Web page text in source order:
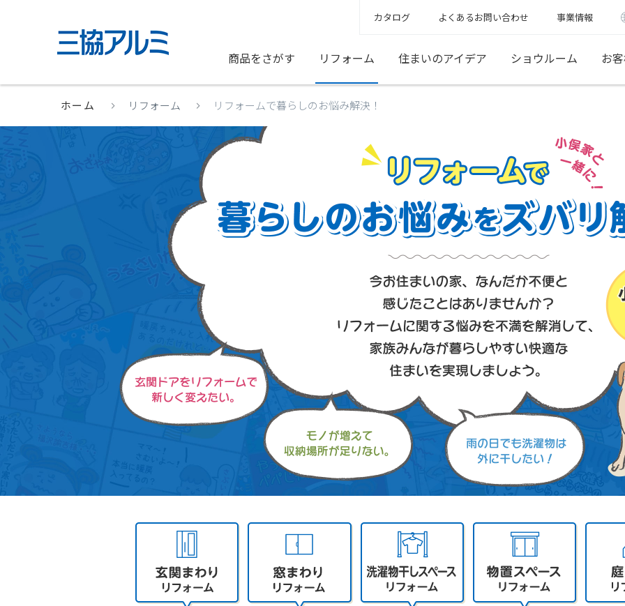
カタログ よくあるお問い合わせ 事業情報
商品をさがす リフォーム 住まいのアイデア ショウルーム お
ホーム リフォーム リフォームで暮らしのお悩み解決！